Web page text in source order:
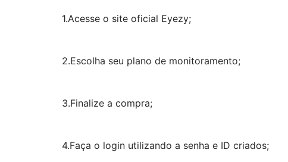
1.Acesse o site oficial Eyezy;
2.Escolha seu plano de monitoramento;
3.Finalize a compra;
4.Faça o login utilizando a senha e ID criados;